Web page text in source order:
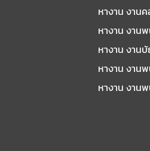
หางาน งาน
หางาน งาน
หางาน งาน
หางาน งาน
หางาน งาน